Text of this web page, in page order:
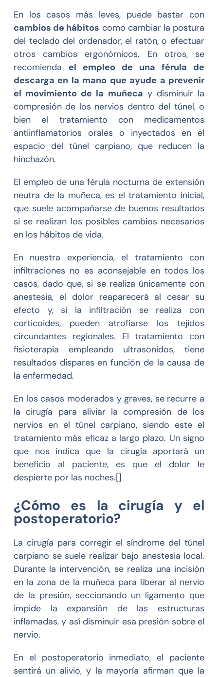
En los casos más leves, puede bastar con
cambios de hábitos como cambiar la postura
del teclado del ordenador, el ratón, o efectuar
otros cambios ergonómicos. En otros, se
recomienda el empleo de una férula de
descarga en la mano que ayude a prevenir
el movimiento de la muñeca y disminuir la
compresión de los nervios dentro del túnel, o
bien el tratamiento con medicamentos
antiinflamatorios orales o inyectados en el
espacio del túnel carpiano, que reducen la
hinchazón.
El empleo de una férula nocturna de extensión
neutra de la muñeca, es el tratamiento inicial,
que suele acompañarse de buenos resultados
si se realizan los posibles cambios necesarios
en los hábitos de vida.
En nuestra experiencia, el tratamiento con
infiltraciones no es aconsejable en todos los
casos, dado que, si se realiza únicamente con
anestesia, el dolor reaparecerá al cesar su
efecto y, si la infiltración se realiza con
corticoides, pueden atrofiarse los tejidos
circundantes regionales. El tratamiento con
fisioterapia empleando ultrasonidos, tiene
resultados dispares en función de la causa de
la enfermedad.
En los casos moderados y graves, se recurre a
la cirugía para aliviar la compresión de los
nervios en el túnel carpiano, siendo este el
tratamiento más eficaz a largo plazo. Un signo
que nos indica que la cirugía aportará un
beneficio al paciente, es que el dolor le
despierte por las noches.[]
¿Cómo es la cirugía y el
postoperatorio?
La cirugía para corregir el síndrome del túnel
carpiano se suele realizar bajo anestesia local.
Durante la intervención, se realiza una incisión
en la zona de la muñeca para liberar al nervio
de la presión, seccionando un ligamento que
impide la expansión de las estructuras
inflamadas, y así disminuir esa presión sobre el
nervio.
En el postoperatorio inmediato, el paciente
sentirá un alivio, y la mayoría afirman que la